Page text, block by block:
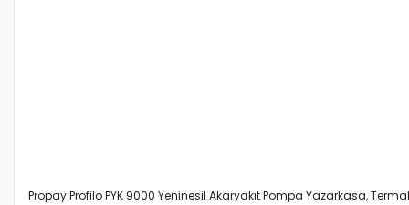
Propay Profilo PYK 9000 Yeninesil Akaryakıt Pompa Yazarkasa,